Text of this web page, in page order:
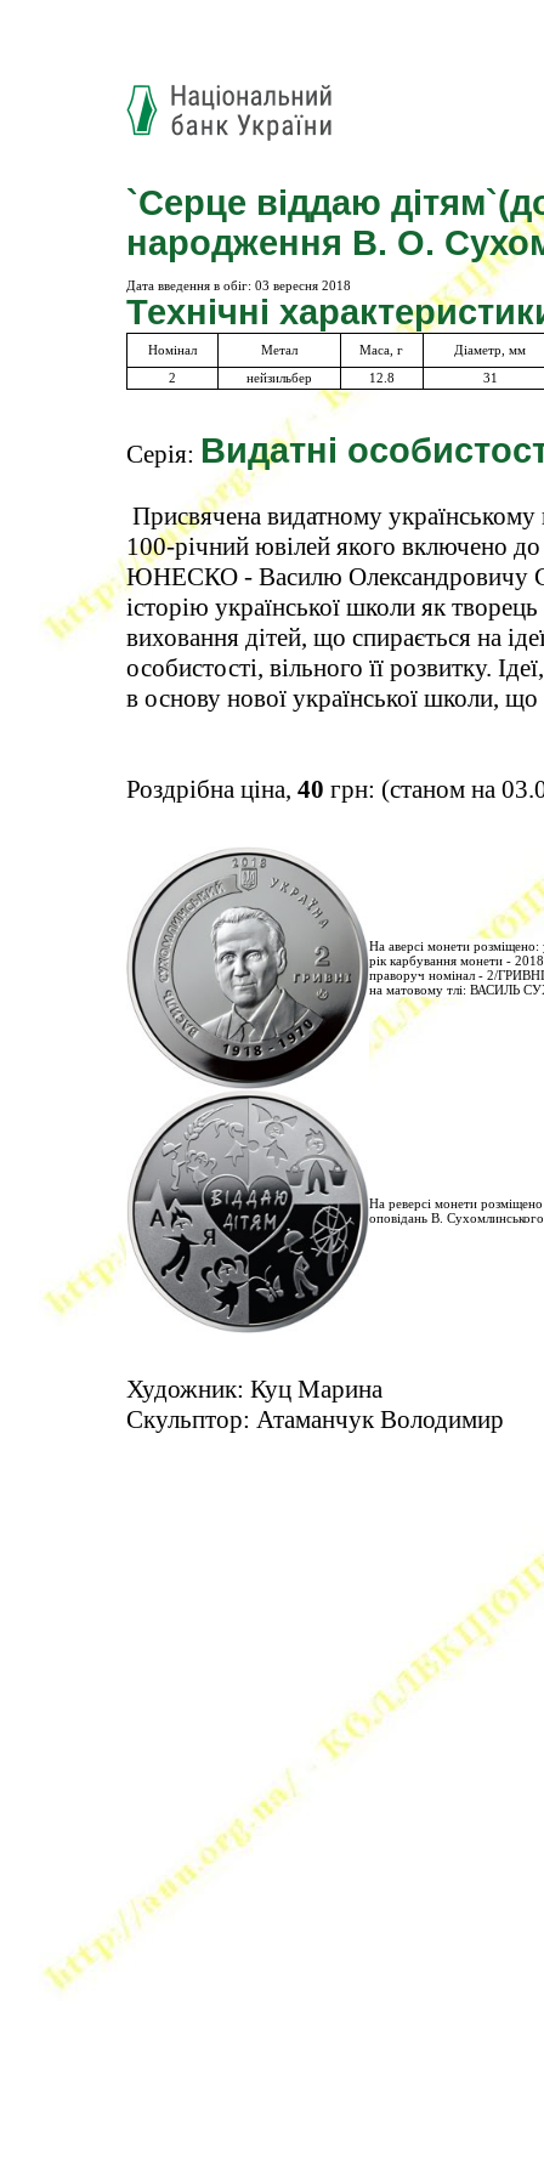
`Серце віддаю
народження В. О.
Дата введення в обіг: 03 вересня 2018
Технічні
Номінал Метал Маса, г
Діаметр, мм
2
нейзильбер 12.8 31
Серія: Видатні
Присвячена видатному
100-річний ювілей якого включено
ЮНЕСКО - Василю Олександровичу
історію української школи як
виховання дітей, що спирається на
особистості, вільного її розвитку.
в основу нової української школи,
Роздрібна ціна, 40 грн: (станом на
На аверсі монети
рік карбування монети -
праворуч номінал - 2/ГРИВНІ
на матовому тлі: ВАСИЛЬ
На реверсі монети
оповідань В.
Художник: Куц Марина
Скульптор: Атаманчук Володимир